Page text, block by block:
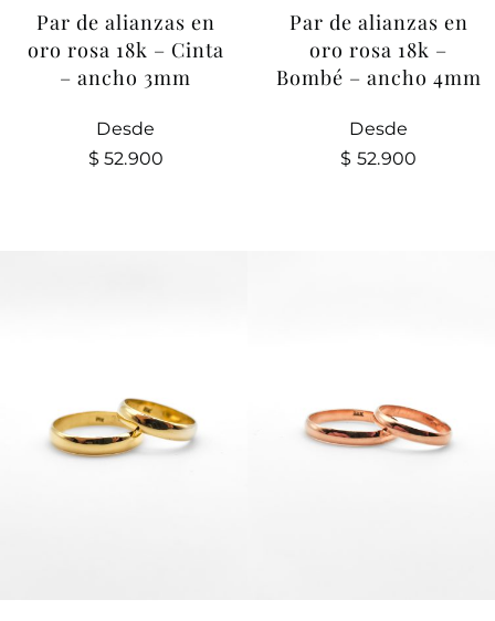
Par de alianzas en
oro rosa 18k – Cinta
– ancho 3mm
Desde
$ 52.900
Par de alianzas en
oro rosa 18k –
Bombé – ancho 4mm
Desde
$ 52.900